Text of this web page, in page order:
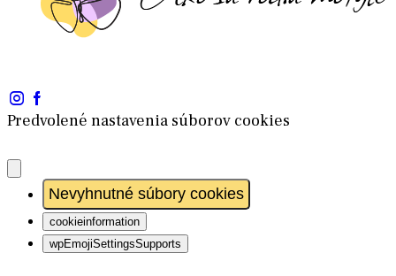
Predvolené nastavenia súborov cookies
Nevyhnutné súbory cookies
cookieinformation
wpEmojiSettingsSupports